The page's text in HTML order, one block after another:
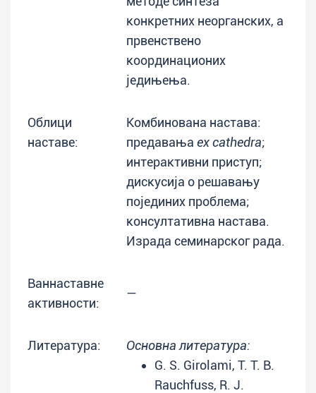
конкретних неорганских, а
првенствено
координационих
једињења.
Облици
наставе:
Комбинована настава:
предавања ex cathedra;
интерактивни приступ;
дискусија о решавању
појединих проблема;
консултативна настава.
Израда семинарског рада.
Ваннаставне
активности:
—
Литература:
Основна литература:
G. S. Girolami, T. T. B.
Rauchfuss, R. J.